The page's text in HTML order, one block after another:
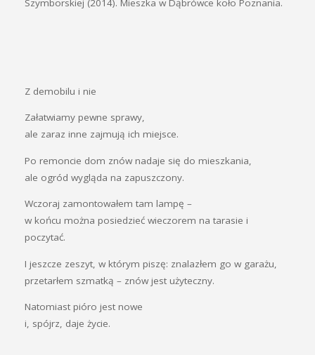
Szymborskiej (2014). Mieszka w Dąbrówce koło Poznania.
Z demobilu i nie
Załatwiamy pewne sprawy,
ale zaraz inne zajmują ich miejsce.
Po remoncie dom znów nadaje się do mieszkania,
ale ogród wygląda na zapuszczony.
Wczoraj zamontowałem tam lampę –
w końcu można posiedzieć wieczorem na tarasie i
poczytać.
I jeszcze zeszyt, w którym piszę: znalazłem go w garażu,
przetarłem szmatką – znów jest użyteczny.
Natomiast pióro jest nowe
i, spójrz, daje życie.